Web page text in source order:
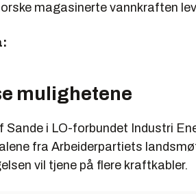
magasinerte vannkraften
mulighetene
Sande i LO-forbundet Industri
fra Arbeiderpartiets
vil tjene på flere kraftkabler.